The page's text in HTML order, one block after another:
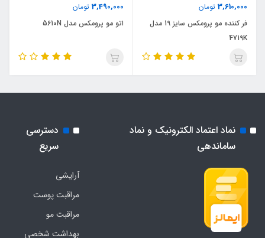
3,610,000 تومان
فر کننده مو پرومکس سایز 19 مدل
4719K
3,490,000 تومان
اتو مو پرومکس مدل 5610N
نماد اعتماد الکترونیک و نماد
ساماندهی
دسترسی
سریع
آرایشی
مراقبت پوست
مراقبت مو
بهداشت شخصی